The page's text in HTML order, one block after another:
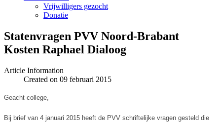
Vrijwilligers gezocht
Donatie
Statenvragen PVV Noord-Brabant
Article Information
Created on 09 februari 2015
Geacht college,
Bij brief van 4 januari 2015 heeft de PVV schriftelijke vragen gesteld die